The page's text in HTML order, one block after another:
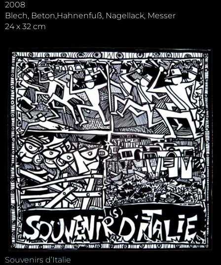
2008
Blech, Beton,Hahnenfuß, Nagellack, Messer
24 x 32 cm
Souvenirs d’Italie